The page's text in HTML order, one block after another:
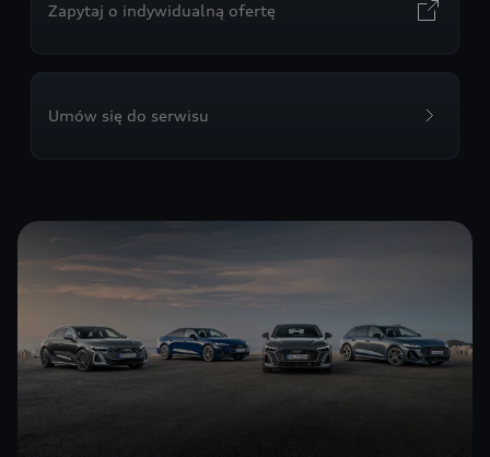
Zapytaj o indywidualną ofertę
Umów się do serwisu